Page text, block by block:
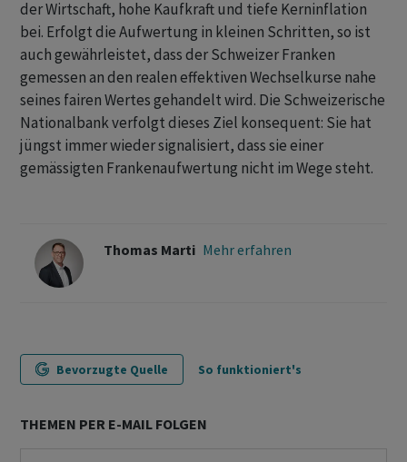
der Wirtschaft, hohe Kaufkraft und tiefe Kerninflation
bei. Erfolgt die Aufwertung in kleinen Schritten, so ist
auch gewährleistet, dass der Schweizer Franken
gemessen an den realen effektiven Wechselkurse nahe
seines fairen Wertes gehandelt wird. Die Schweizerische
Nationalbank verfolgt dieses Ziel konsequent: Sie hat
jüngst immer wieder signalisiert, dass sie einer
gemässigten Frankenaufwertung nicht im Wege steht.
Thomas Marti Mehr erfahren
Bevorzugte Quelle So funktioniert's
THEMEN PER E-MAIL FOLGEN